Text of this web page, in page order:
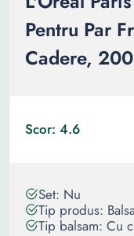
Pentru Par
Cadere,
Scor: 4.6
Set: Nu
Tip produs:
Tip balsam: Cu